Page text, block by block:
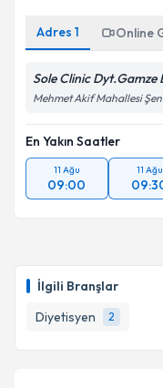
İlgili Branşlar
Diyetisyen
2
Adres 1 Online
Sole Clinic Dyt.Gamze
Mehmet Akif Mahallesi
En Yakın Saatler
11 Ağu
09:00
11 Ağu